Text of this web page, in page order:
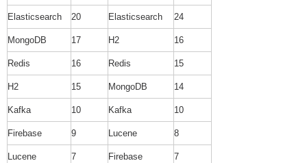
Elasticsearch 20 Elasticsearch 24
MongoDB 17 H2 16
Redis 16 Redis 15
H2 15 MongoDB 14
Kafka 10 Kafka 10
Firebase 9 Lucene 8
Lucene 7 Firebase 7